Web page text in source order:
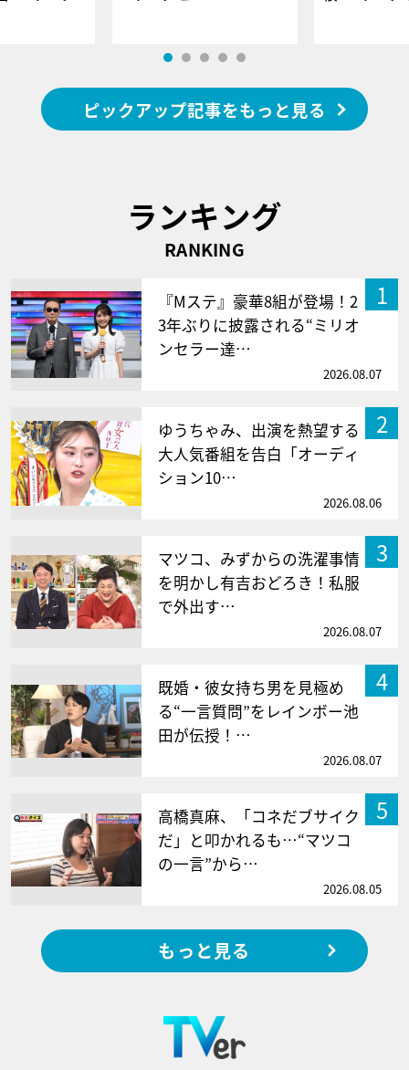
ピックアップ記事をもっと見る
ランキング
RANKING
1
『Mステ』豪華8組が登場！2
3年ぶりに披露される“ミリオ
ンセラー達…
2026.08.07
2
ゆうちゃみ、出演を熱望する
大人気番組を告白「オーディ
ション10…
2026.08.06
3
マツコ、みずからの洗濯事情
を明かし有吉おどろき！私服
で外出す…
2026.08.07
4
既婚・彼女持ち男を見極め
る“一言質問”をレインボー池
田が伝授！…
2026.08.07
5
高橋真麻、「コネだブサイク
だ」と叩かれるも…“マツコ
の一言”から…
2026.08.05
もっと見る